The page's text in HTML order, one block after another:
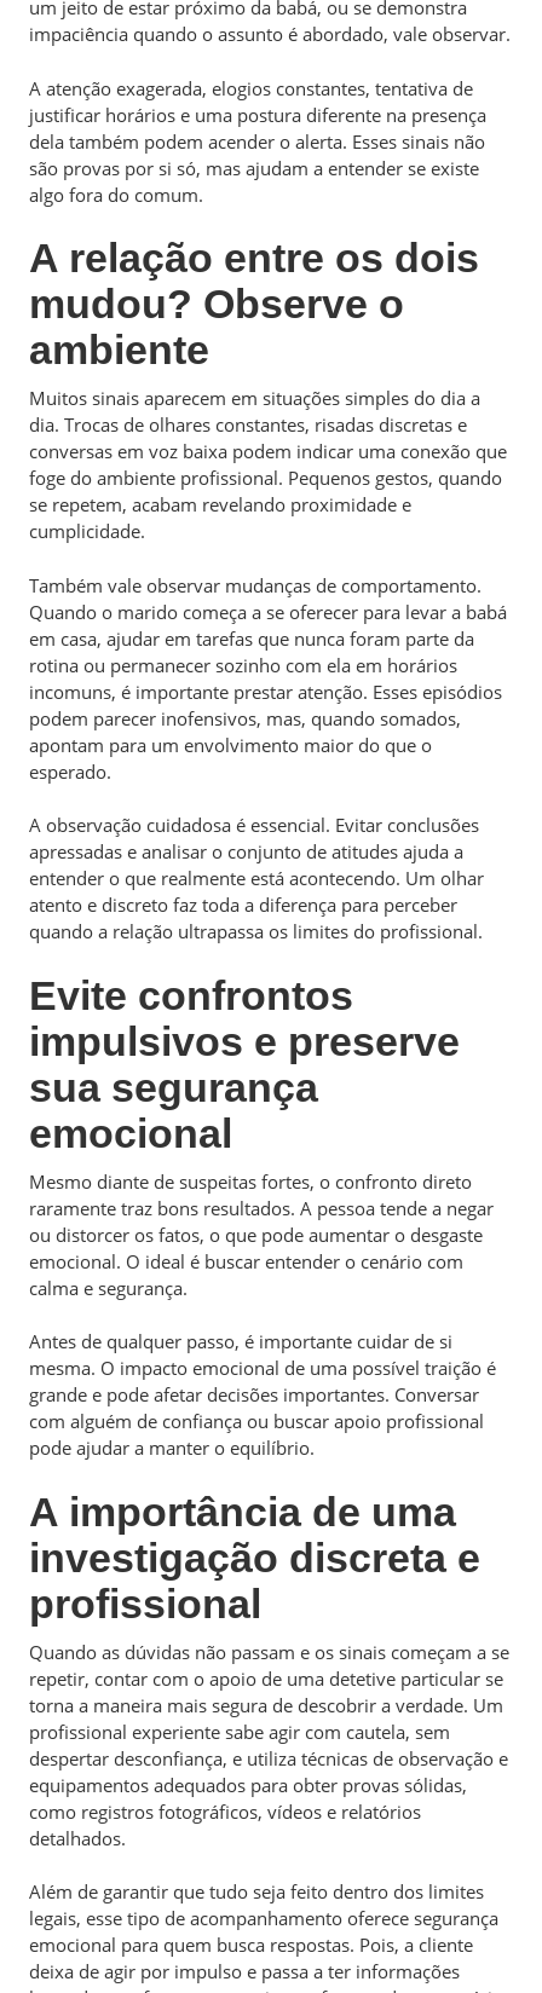
um jeito de estar próximo da babá, ou se demonstra
impaciência quando o assunto é abordado, vale observar.
A atenção exagerada, elogios constantes, tentativa de
justificar horários e uma postura diferente na presença
dela também podem acender o alerta. Esses sinais não
são provas por si só, mas ajudam a entender se existe
algo fora do comum.
A relação entre os dois
mudou? Observe o
ambiente
Muitos sinais aparecem em situações simples do dia a
dia. Trocas de olhares constantes, risadas discretas e
conversas em voz baixa podem indicar uma conexão que
foge do ambiente profissional. Pequenos gestos, quando
se repetem, acabam revelando proximidade e
cumplicidade.
Também vale observar mudanças de comportamento.
Quando o marido começa a se oferecer para levar a babá
em casa, ajudar em tarefas que nunca foram parte da
rotina ou permanecer sozinho com ela em horários
incomuns, é importante prestar atenção. Esses episódios
podem parecer inofensivos, mas, quando somados,
apontam para um envolvimento maior do que o
esperado.
A observação cuidadosa é essencial. Evitar conclusões
apressadas e analisar o conjunto de atitudes ajuda a
entender o que realmente está acontecendo. Um olhar
atento e discreto faz toda a diferença para perceber
quando a relação ultrapassa os limites do profissional.
Evite confrontos
impulsivos e preserve
sua segurança
emocional
Mesmo diante de suspeitas fortes, o confronto direto
raramente traz bons resultados. A pessoa tende a negar
ou distorcer os fatos, o que pode aumentar o desgaste
emocional. O ideal é buscar entender o cenário com
calma e segurança.
Antes de qualquer passo, é importante cuidar de si
mesma. O impacto emocional de uma possível traição é
grande e pode afetar decisões importantes. Conversar
com alguém de confiança ou buscar apoio profissional
pode ajudar a manter o equilíbrio.
A importância de uma
investigação discreta e
profissional
Quando as dúvidas não passam e os sinais começam a se
repetir, contar com o apoio de uma detetive particular se
torna a maneira mais segura de descobrir a verdade. Um
profissional experiente sabe agir com cautela, sem
despertar desconfiança, e utiliza técnicas de observação e
equipamentos adequados para obter provas sólidas,
como registros fotográficos, vídeos e relatórios
detalhados.
Além de garantir que tudo seja feito dentro dos limites
legais, esse tipo de acompanhamento oferece segurança
emocional para quem busca respostas. Pois, a cliente
deixa de agir por impulso e passa a ter informações